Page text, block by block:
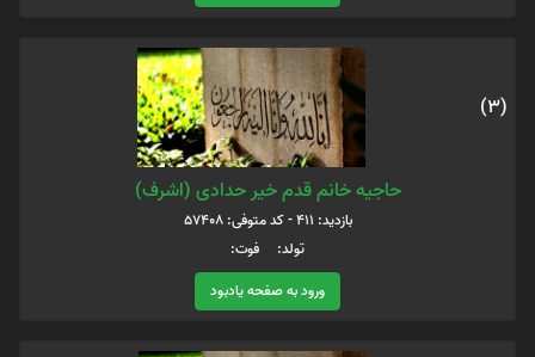
(3)
حاجیه خانم قدم خیر حدادی (اشرف)
بازدید: 411 - کد متوفی: 57408
تولد: فوت:
ورود به صفحه یادبود